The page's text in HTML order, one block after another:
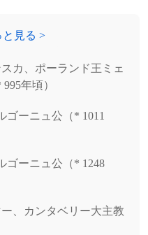
発効。
は血友病患者であった
の同性愛者であるとし
藩主（+ 1784年）
説家（+ 1825年）
府中藩主（+ 1813年）
ルト、政治家（+ 1850
1862年）
と見る >
カ、ポーランド王ミェ
年頃）
ゴーニュ公（* 1011
ゴーニュ公（* 1248
、カンタベリー大主教